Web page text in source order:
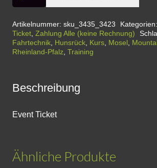
TrailRide
6
Stunden
|
an
Mosel
(Copy)
Artikelnummer: sku_3435_3423 Kategorien:
Ticket, Zahlung Alle (keine Rechnung)
Fahrtechnik, Hunsrück, Kurs, Mosel,
Rheinland-Pfalz, Training
Beschreibung
Event Ticket
Ähnliche Produkte